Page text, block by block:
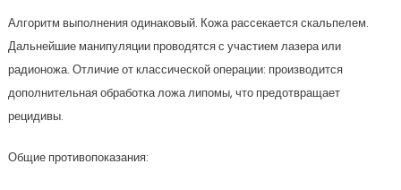
Алгоритм выполнения одинаковый. Кожа рассекается скальпелем.
Дальнейшие манипуляции проводятся с участием лазера или
радионожа. Отличие от классической операции: производится
дополнительная обработка ложа липомы, что предотвращает
рецидивы.
Общие противопоказания: